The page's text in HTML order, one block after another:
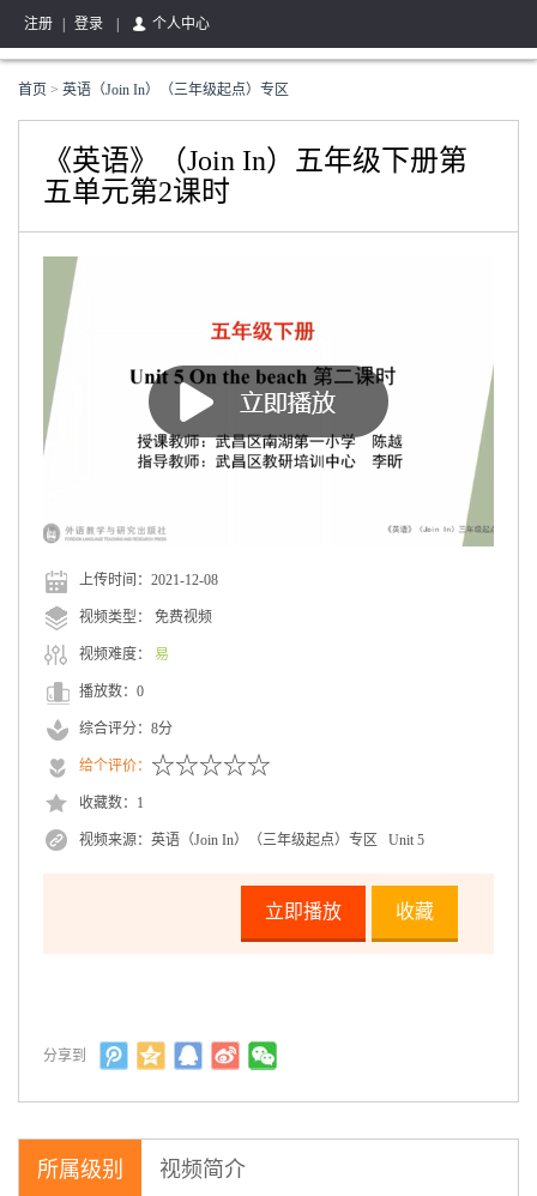
注册 登录 个人中心
首页 > 英语（Join In）（三年级起点）专区
《英语》（Join In）五年级下册第
五单元第2课时
上传时间： 2021-12-08
视频类型： 免费视频
视频难度： 易
播放数： 0
综合评分： 8分
给个评价： ☆☆☆☆☆
★★★★★
★★★★★
★★★★
★★★
★★
★
收藏数： 1
视频来源： 英语（Join In）（三年级起点）专区 Unit 5
收藏
立即播放
分享到
所属级别 视频简介